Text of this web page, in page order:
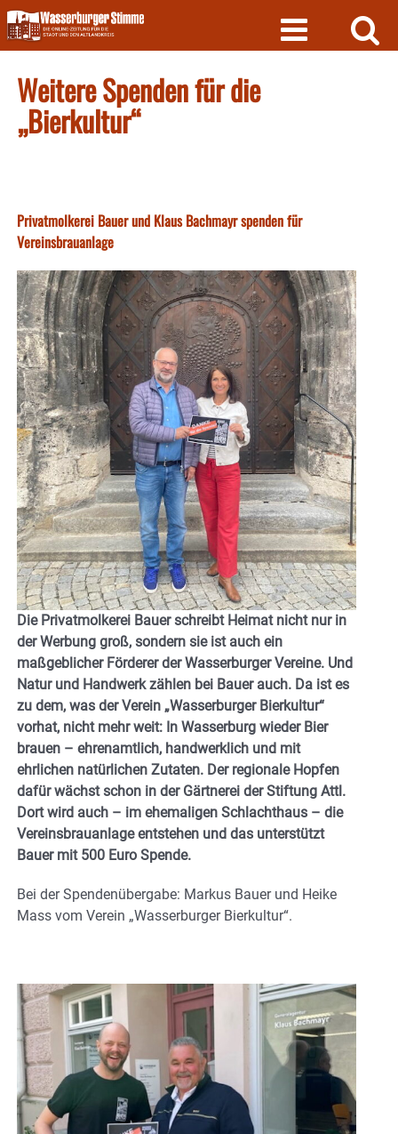
Skip
to
content
Weitere Spenden für die
„Bierkultur“
Privatmolkerei Bauer und Klaus Bachmayr spenden für
Vereinsbrauanlage
Die Privatmolkerei Bauer schreibt Heimat nicht nur in
der Werbung groß, sondern sie ist auch ein
maßgeblicher Förderer der Wasserburger Vereine. Und
Natur und Handwerk zählen bei Bauer auch. Da ist es
zu dem, was der Verein „Wasserburger Bierkultur“
vorhat, nicht mehr weit: In Wasserburg wieder Bier
brauen – ehrenamtlich, handwerklich und mit
ehrlichen natürlichen Zutaten. Der regionale Hopfen
dafür wächst schon in der Gärtnerei der Stiftung Attl.
Dort wird auch – im ehemaligen Schlachthaus – die
Vereinsbrauanlage entstehen und das unterstützt
Bauer mit 500 Euro Spende.
Bei der Spendenübergabe: Markus Bauer und Heike
Mass vom Verein „Wasserburger Bierkultur“.